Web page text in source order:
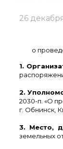
26
о
1.
2.
2030-п. «О
г. Обнинск,
3. Место,
земельных